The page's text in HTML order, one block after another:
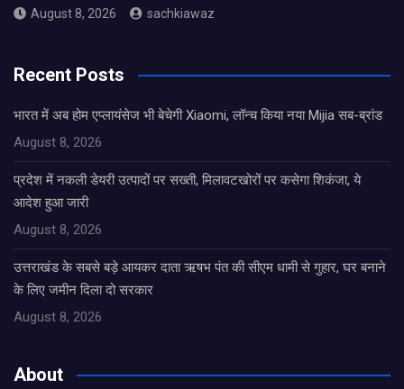
August 8, 2026 sachkiawaz
Recent Posts
भारत में अब होम एप्लायंसेज भी बेचेगी Xiaomi, लॉन्च किया नया Mijia सब-ब्रांड
August 8, 2026
प्रदेश में नकली डेयरी उत्पादों पर सख्ती, मिलावटखोरों पर कसेगा शिकंजा, ये
आदेश हुआ जारी
August 8, 2026
उत्तराखंड के सबसे बड़े आयकर दाता ऋषभ पंत की सीएम धामी से गुहार, घर बनाने
के लिए जमीन दिला दो सरकार
August 8, 2026
About